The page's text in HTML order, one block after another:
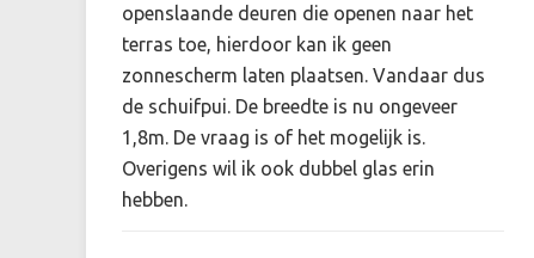
openslaande deuren die openen naar het
terras toe, hierdoor kan ik geen
zonnescherm laten plaatsen. Vandaar dus
de schuifpui. De breedte is nu ongeveer
1,8m. De vraag is of het mogelijk is.
Overigens wil ik ook dubbel glas erin
hebben.